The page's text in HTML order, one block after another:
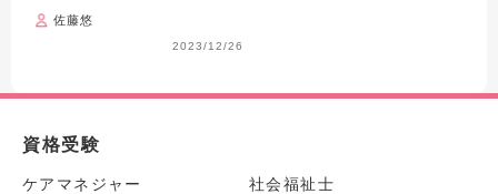
佐藤悠
2023/12/26
資格受験
ケアマネジャー
社会福祉士